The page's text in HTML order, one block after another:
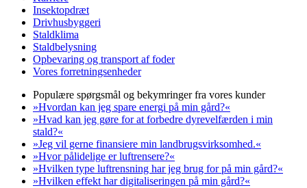
Insektopdræt
Drivhusbyggeri
Staldklima
Staldbelysning
Opbevaring og transport af foder
Vores forretningsenheder
Populære spørgsmål og bekymringer fra vores kunder
»Hvordan kan jeg spare energi på min gård?«
»Hvad kan jeg gøre for at forbedre dyrevelfærden i min
stald?«
»Jeg vil gerne finansiere min landbrugsvirksomhed.«
»Hvor pålidelige er luftrensere?«
»Hvilken type luftrensning har jeg brug for på min gård?«
»Hvilken effekt har digitaliseringen på min gård?«